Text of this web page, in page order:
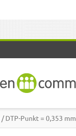
/ DTP-Punkt = 0,353 mm